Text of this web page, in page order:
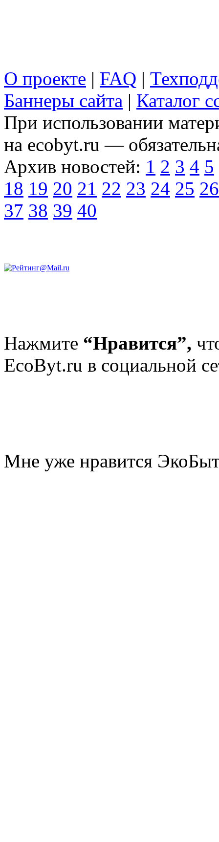
О проекте | FAQ |
Баннеры сайта | Каталог
При использовании
на ecobyt.ru —
Архив новостей: 1 2 3 4 5
18 19 20 21 22 23 24 25 26
37 38 39 40
Нажмите “Нравится”,
EcoByt.ru в социальной
Мне уже нравится